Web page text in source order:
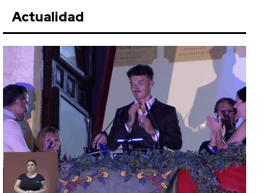
Actualidad